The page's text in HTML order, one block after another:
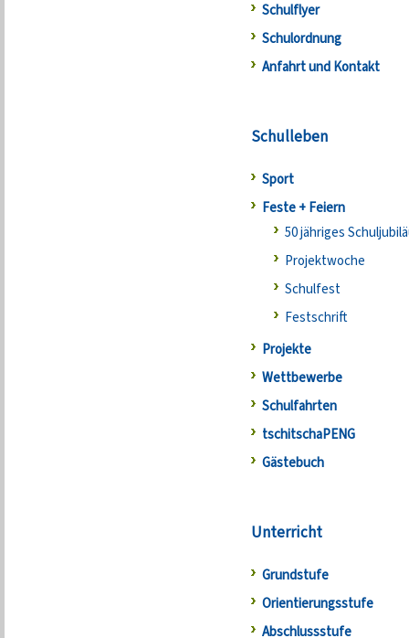
Schulflyer
Schulordnung
Anfahrt und Kontakt
Schulleben
Sport
Feste + Feiern
50 jähriges
Projektwoche
Schulfest
Festschrift
Projekte
Wettbewerbe
Schulfahrten
tschitschaPENG
Gästebuch
Unterricht
Grundstufe
Orientierungsstufe
Abschlussstufe